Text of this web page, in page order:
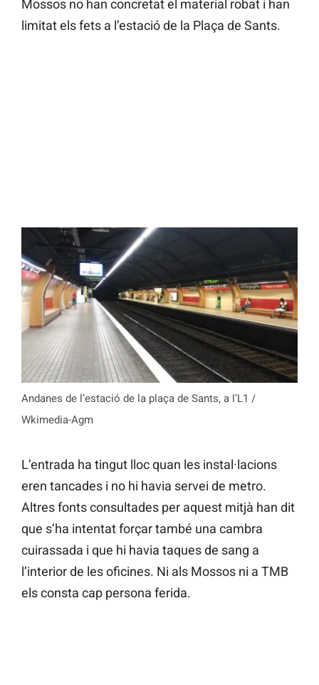
Mossos no han concretat el material robat i han
limitat els fets a l’estació de la Plaça de Sants.
Andanes de l’estació de la plaça de Sants, a l’L1 /
Wkimedia-Agm
L’entrada ha tingut lloc quan les instal·lacions
eren tancades i no hi havia servei de metro.
Altres fonts consultades per aquest mitjà han dit
que s’ha intentat forçar també una cambra
cuirassada i que hi havia taques de sang a
l’interior de les oficines. Ni als Mossos ni a TMB
els consta cap persona ferida.